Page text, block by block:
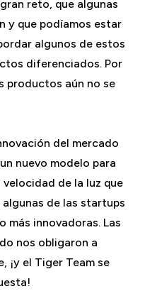
reto, que algunas
y que podíamos estar
algunos de estos
diferenciados. Por
productos aún no se
del mercado
nuevo modelo para
de la luz que
de las startups
más innovadoras. Las
nos obligaron a
¡y el Tiger Team se